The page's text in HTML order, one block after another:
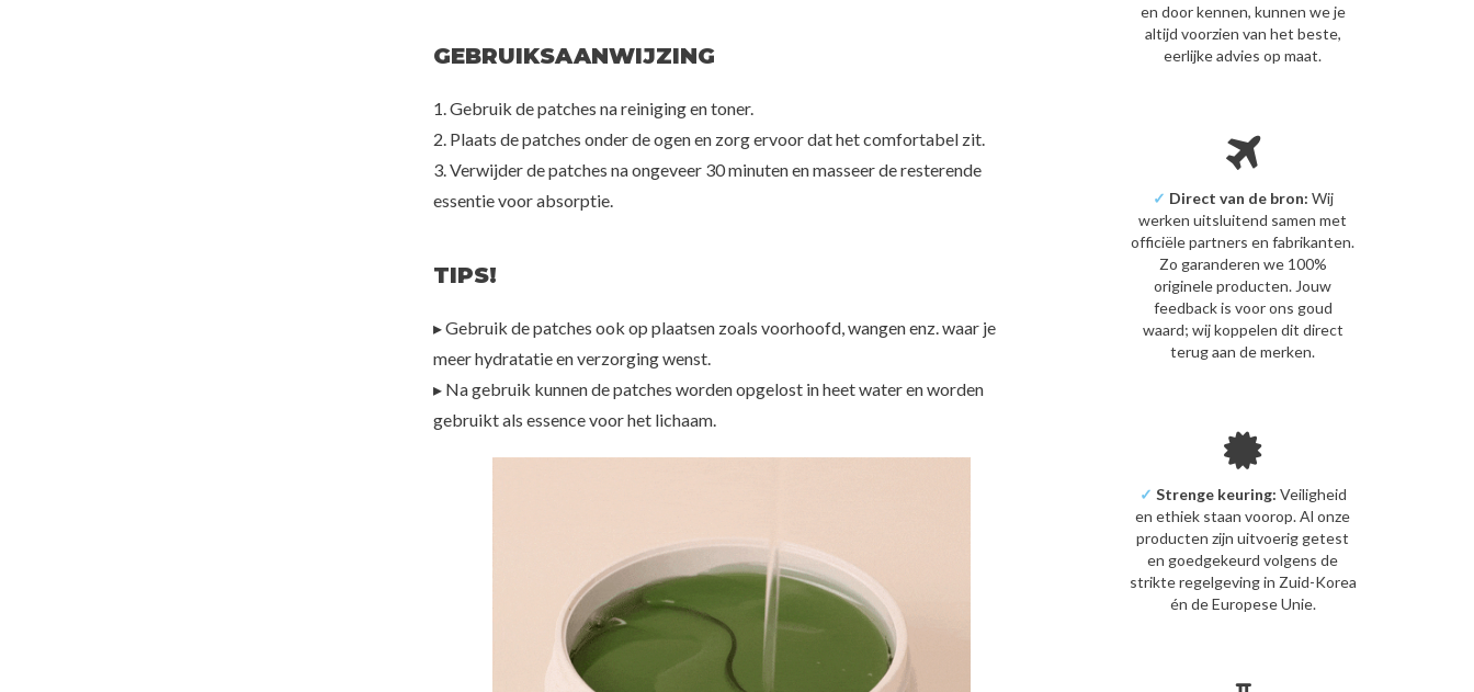
GEBRUIKSAANWIJZING
1. Gebruik de patches na reiniging en toner.
2. Plaats de patches onder de ogen en zorg ervoor dat het comfortabel zit.
3. Verwijder de patches na ongeveer 30 minuten en masseer de resterende
essentie voor absorptie.
TIPS!
▸ Gebruik de patches ook op plaatsen zoals voorhoofd, wangen enz. waar je
meer hydratatie en verzorging wenst.
▸ Na gebruik kunnen de patches worden opgelost in heet water en worden
gebruikt als essence voor het lichaam.
en door kennen, kunnen we je
altijd voorzien van het beste,
eerlijke advies op maat.
✓ Direct van de bron: Wij
werken uitsluitend samen met
officiële partners en fabrikanten.
Zo garanderen we 100%
originele producten. Jouw
feedback is voor ons goud
waard; wij koppelen dit direct
terug aan de merken.
✓ Strenge keuring: Veiligheid
en ethiek staan voorop. Al onze
producten zijn uitvoerig getest
en goedgekeurd volgens de
strikte regelgeving in Zuid-Korea
én de Europese Unie.